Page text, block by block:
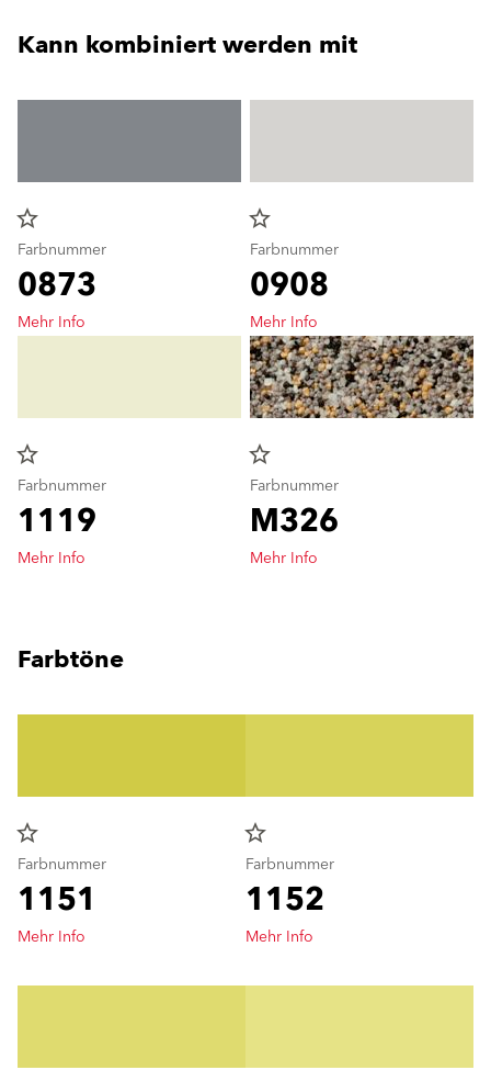
Kann kombiniert werden mit
star_border
Farbnummer
0873
Mehr Info
star_border
Farbnummer
1119
Mehr Info
star_border
Farbnummer
0908
Mehr Info
star_border
Farbnummer
M326
Mehr Info
Farbtöne
star_border
Farbnummer
1151
Mehr Info
star_border
Farbnummer
1152
Mehr Info